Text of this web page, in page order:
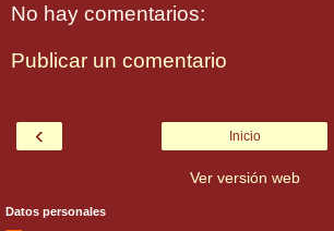
No hay comentarios:
Publicar un comentario
‹ Inicio
Ver versión web
Datos personales